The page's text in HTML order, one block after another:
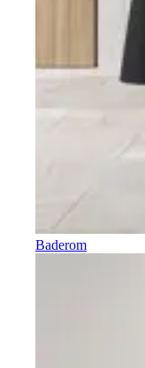
Baderom